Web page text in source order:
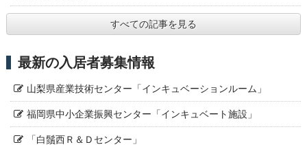
すべての記事を見る
最新の入居者募集情報
山梨県産業技術センター「インキュベーションルーム」
福岡県中小企業振興センター「インキュベート施設」
「白鬚西Ｒ＆Ｄセンター」